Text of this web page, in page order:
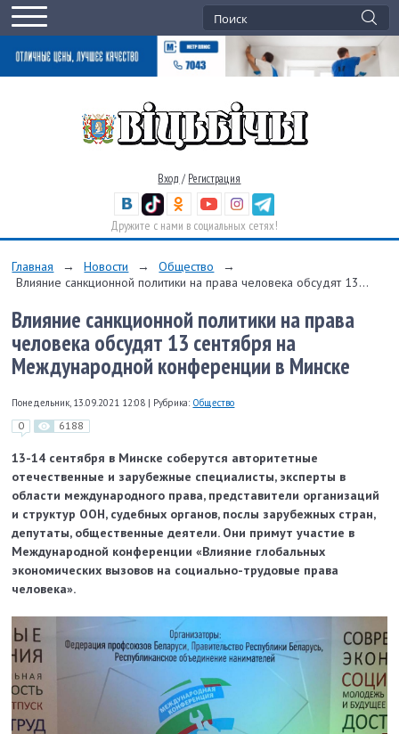
Вход / Регистрация
Дружите с нами в социальных сетях!
Главная → Новости → Общество
→
Влияние санкционной политики на права человека обсудят 13...
Влияние санкционной политики на права
человека обсудят 13 сентября на
Международной конференции в Минске
Понедельник, 13.09.2021 12:08 | Рубрика: Общество
0 6188
13-14 сентября в Минске соберутся авторитетные
отечественные и зарубежные специалисты, эксперты в
области международного права, представители организаций
и структур ООН, судебных органов, послы зарубежных стран,
депутаты, общественные деятели. Они примут участие в
Международной конференции «Влияние глобальных
экономических вызовов на социально-трудовые права
человека».